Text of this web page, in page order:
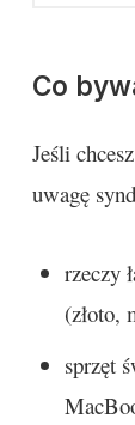
Co
Jeśli
uwagę
rzeczy
(złoto,
sprzęt